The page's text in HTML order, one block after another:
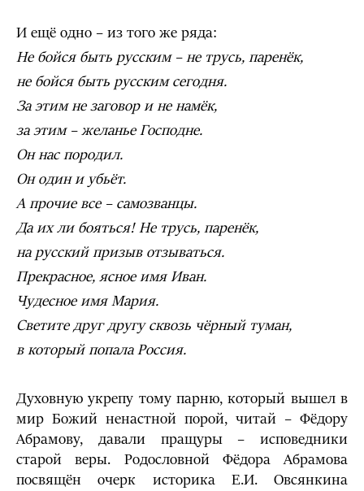
И ещё одно – из того же ряда:
Не бойся быть русским – не трусь, паренёк,
не бойся быть русским сегодня.
За этим не заговор и не намёк,
за этим – желанье Господне.
Он нас породил.
Он один и убьёт.
А прочие все – самозванцы.
Да их ли бояться! Не трусь, паренёк,
на русский призыв отзываться.
Прекрасное, ясное имя Иван.
Чудесное имя Мария.
Светите друг другу сквозь чёрный туман,
в который попала Россия.
Духовную укрепу тому парню, который вышел в
мир Божий ненастной порой, читай – Фёдору
Абрамову, давали пращуры – исповедники
старой веры. Родословной Фёдора Абрамова
посвящён очерк историка Е.И. Овсянкина